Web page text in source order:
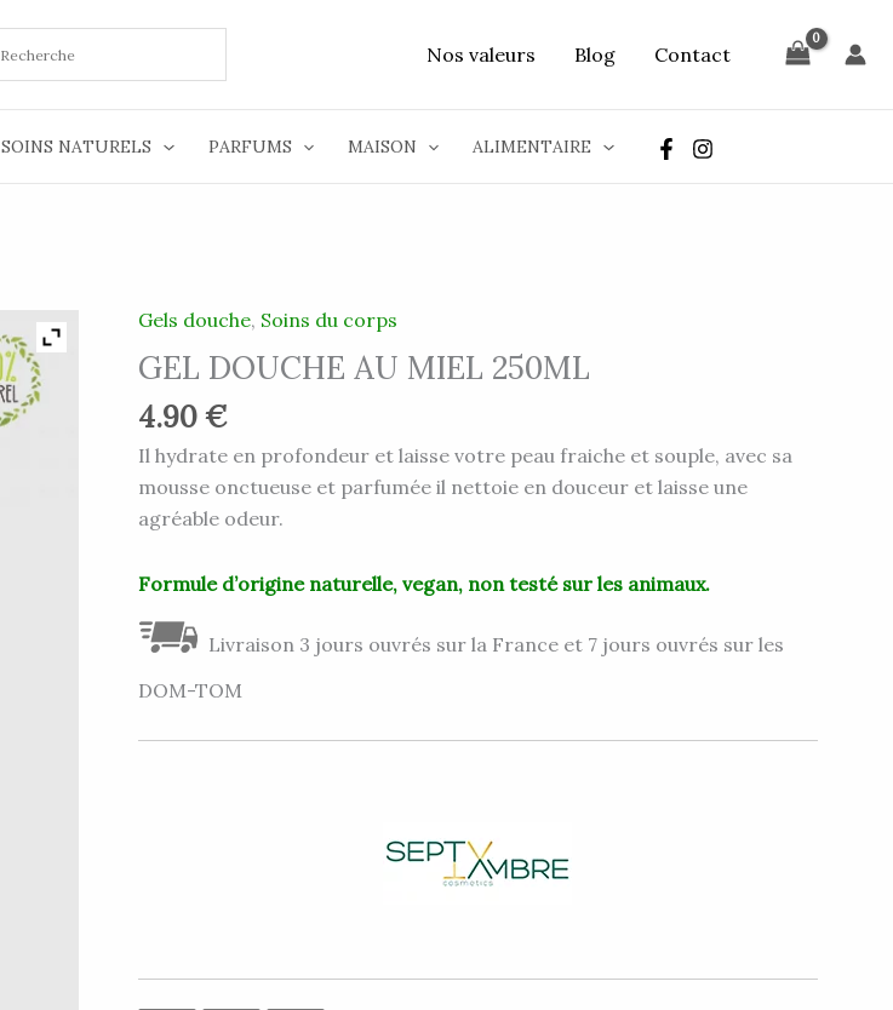
Nos valeurs Blog Contact
SOINS NATURELS PARFUMS MAISON ALIMENTAIRE
Gels douche, Soins du corps
GEL DOUCHE AU MIEL 250ML
4.90€
Il hydrate en profondeur et laisse votre peau fraiche et souple, avec sa
mousse onctueuse et parfumée il nettoie en douceur et laisse une
agréable odeur.
Formule d’origine naturelle, vegan, non testé sur les animaux.
Livraison 3 jours ouvrés sur la France et 7 jours ouvrés sur les
DOM-TOM
quantité
de
DOUCHE
AU
MIEL
250ML